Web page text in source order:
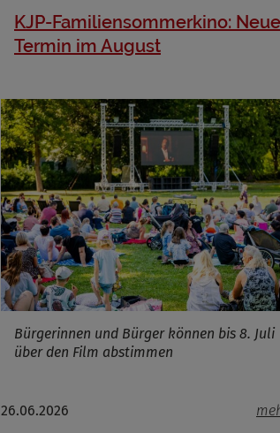
KJP-Familiensommerkino:
Termin im August
Bürgerinnen und Bürger können bis 8. Juli
über den Film abstimmen
26.06.2026